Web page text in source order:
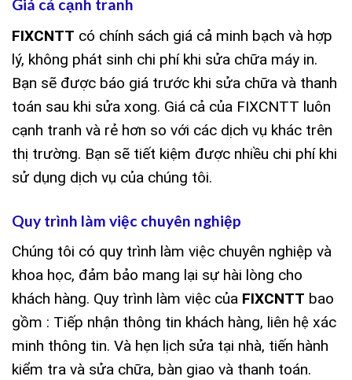
Giá cả cạnh tranh
FIXCNTT có chính sách giá cả minh bạch và hợp
lý, không phát sinh chi phí khi sửa chữa máy in.
Bạn sẽ được báo giá trước khi sửa chữa và thanh
toán sau khi sửa xong. Giá cả của FIXCNTT luôn
cạnh tranh và rẻ hơn so với các dịch vụ khác trên
thị trường. Bạn sẽ tiết kiệm được nhiều chi phí khi
sử dụng dịch vụ của chúng tôi.
Quy trình làm việc chuyên nghiệp
Chúng tôi có quy trình làm việc chuyên nghiệp và
khoa học, đảm bảo mang lại sự hài lòng cho
khách hàng. Quy trình làm việc của FIXCNTT bao
gồm : Tiếp nhận thông tin khách hàng, liên hệ xác
minh thông tin. Và hẹn lịch sửa tại nhà, tiến hành
kiểm tra và sửa chữa, bàn giao và thanh toán.